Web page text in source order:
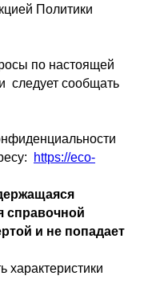
Политики
по настоящей
следует сообщать
https://eco-
справочной
и не попадает
характеристики